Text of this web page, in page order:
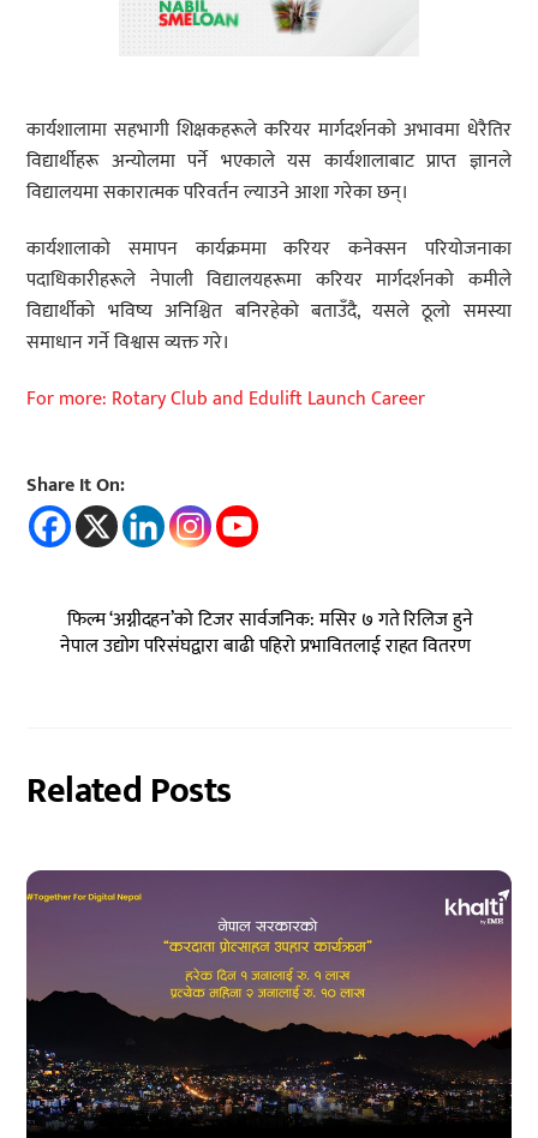
कार्यशालामा सहभागी शिक्षकहरूले करियर मार्गदर्शनको अभावमा धेरैतिर
विद्यार्थीहरू अन्योलमा पर्ने भएकाले यस कार्यशालाबाट प्राप्त ज्ञानले
विद्यालयमा सकारात्मक परिवर्तन ल्याउने आशा गरेका छन्।
कार्यशालाको समापन कार्यक्रममा करियर कनेक्सन परियोजनाका
पदाधिकारीहरूले नेपाली विद्यालयहरूमा करियर मार्गदर्शनको कमीले
विद्यार्थीको भविष्य अनिश्चित बनिरहेको बताउँदै, यसले ठूलो समस्या
समाधान गर्ने विश्वास व्यक्त गरे।
For more: Rotary Club and Edulift Launch Career
Share It On:
फिल्म ‘अग्नीदहन’को टिजर सार्वजनिक: मसिर ७ गते रिलिज हुने
नेपाल उद्योग परिसंघद्वारा बाढी पहिरो प्रभावितलाई राहत वितरण
Related Posts